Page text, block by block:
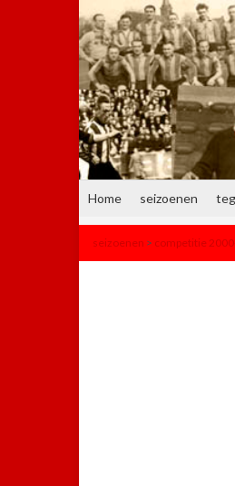
Home seizoenen
seizoenen > competitie